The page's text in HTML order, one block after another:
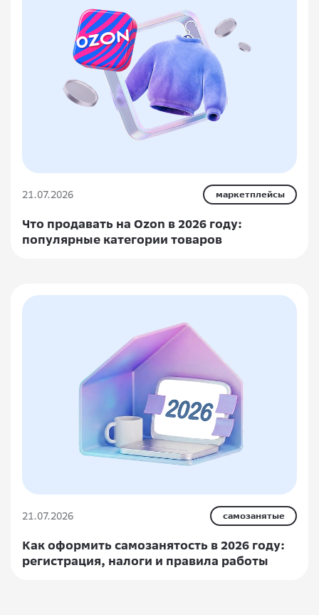
21.07.2026 маркетплейсы
Что продавать на Ozon в 2026 году:
популярные категории товаров
21.07.2026 самозанятые
Как оформить самозанятость в 2026 году:
регистрация, налоги и правила работы